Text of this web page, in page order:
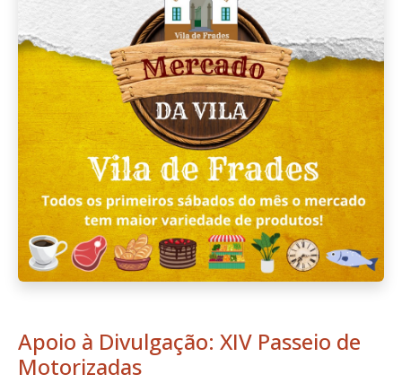
Apoio à Divulgação: XIV Passeio de
Motorizadas